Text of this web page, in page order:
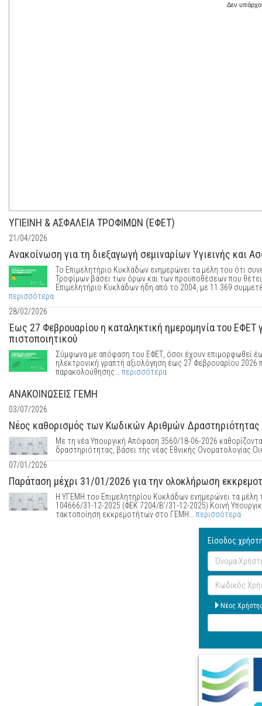
Δεν
ΥΓΙΕΙΝΗ & ΑΣΦΑΛΕΙΑ ΤΡΟΦΙΜΩΝ (ΕΦΕΤ)
21/04/2026
Ανακοίνωση για τη διεξαγωγή σεμιναρίων Υγιεινής και
Το Επιμελητήριο Κυκλάδων ενημερώνει τα μέλη του ότι
Τροφίμων βάσει των όρων και των προϋποθέσεων που
Επιμελητήριο Κυκλάδων ήδη από το 2004, με 11.369
περισσότερα
28/02/2026
Έως 27 Φεβρουαρίου η καταληκτική ημερομηνία του
πιστοποιητικού
Σύμφωνα με απόφαση του ΕΦΕΤ, όσοι έχουν επιμορφωθεί
ηλεκτρονική γραπτή αξιολόγηση έως 27 Φεβρουαρίου 2026
παρακολούθησης... περισσότερα
ΑΝΑΚΟΙΝΩΣΕΙΣ ΓΕΜΗ
03/07/2026
Νέος καθορισμός των Κωδικών Αριθμών
Με τη νέα Υπουργική Απόφαση 3560/18-06-2026
δραστηριότητας, βάσει της νέας Εθνικής Ονοματολογίας
07/01/2026
Παράταση μέχρι 31/01/2026 για την ολοκλήρωση
Η ΥΓΕΜΗ του Επιμελητηρίου Κυκλάδων ενημερώνει τα
104666/31-12-2025 (ΦΕΚ 7204/Β’/31-12-2025) Κοινή
τακτοποίηση εκκρεμοτήτων στο ΓΕΜΗ... περισσότερα
Είσοδος
Όνομα
Χρήστη
Κωδικός
Χρήστη
Νέος